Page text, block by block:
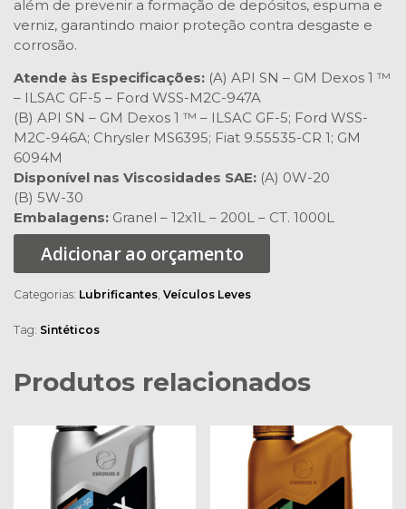
além de prevenir a formação de depósitos, espuma e
verniz, garantindo maior proteção contra desgaste e
corrosão.
Atende às Especificações: (A) API SN – GM Dexos 1 ™
– ILSAC GF-5 – Ford WSS-M2C-947A
(B) API SN – GM Dexos 1 ™ – ILSAC GF-5; Ford WSS-
M2C-946A; Chrysler MS6395; Fiat 9.55535-CR 1; GM
6094M
Disponível nas Viscosidades SAE: (A) 0W-20
(B) 5W-30
Embalagens: Granel – 12x1L – 200L – CT. 1000L
Adicionar ao orçamento
Categorias: Lubrificantes, Veículos Leves
Tag: Sintéticos
Produtos relacionados